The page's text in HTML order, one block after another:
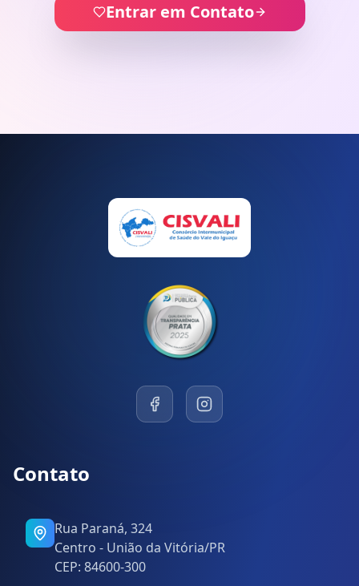
Entrar em Contato
Contato
Rua Paraná, 324
Centro - União da Vitória/PR
CEP: 84600-300